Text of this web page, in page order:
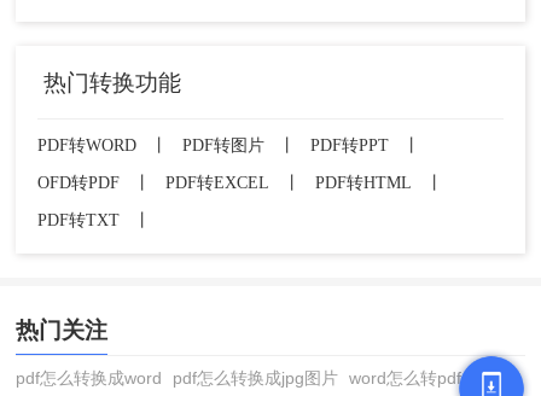
热门转换功能
PDF转WORD PDF转图片 PDF转PPT
OFD转PDF
PDF转EXCEL PDF转HTML
PDF转TXT
热门关注
pdf怎么转换成word pdf怎么转换成jpg图片 word怎么转pdf